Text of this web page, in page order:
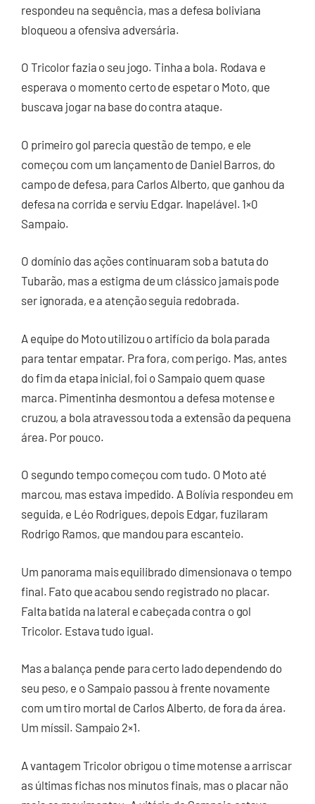
respondeu na sequência, mas a defesa boliviana
bloqueou a ofensiva adversária.
O Tricolor fazia o seu jogo. Tinha a bola. Rodava e
esperava o momento certo de espetar o Moto, que
buscava jogar na base do contra ataque.
O primeiro gol parecia questão de tempo, e ele
começou com um lançamento de Daniel Barros, do
campo de defesa, para Carlos Alberto, que ganhou da
defesa na corrida e serviu Edgar. Inapelável. 1×0
Sampaio.
O domínio das ações continuaram sob a batuta do
Tubarão, mas a estigma de um clássico jamais pode
ser ignorada, e a atenção seguia redobrada.
A equipe do Moto utilizou o artifício da bola parada
para tentar empatar. Pra fora, com perigo. Mas, antes
do fim da etapa inicial, foi o Sampaio quem quase
marca. Pimentinha desmontou a defesa motense e
cruzou, a bola atravessou toda a extensão da pequena
área. Por pouco.
O segundo tempo começou com tudo. O Moto até
marcou, mas estava impedido. A Bolívia respondeu em
seguida, e Léo Rodrigues, depois Edgar, fuzilaram
Rodrigo Ramos, que mandou para escanteio.
Um panorama mais equilibrado dimensionava o tempo
final. Fato que acabou sendo registrado no placar.
Falta batida na lateral e cabeçada contra o gol
Tricolor. Estava tudo igual.
Mas a balança pende para certo lado dependendo do
seu peso, e o Sampaio passou à frente novamente
com um tiro mortal de Carlos Alberto, de fora da área.
Um míssil. Sampaio 2×1.
A vantagem Tricolor obrigou o time motense a arriscar
as últimas fichas nos minutos finais, mas o placar não